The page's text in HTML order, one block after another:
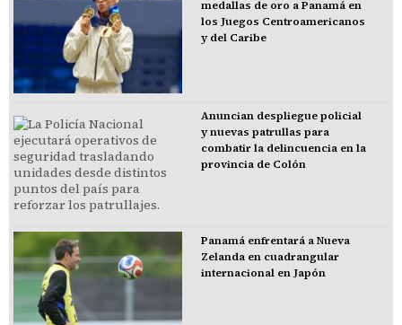
medallas de oro a Panamá en
los Juegos Centroamericanos
y del Caribe
Anuncian despliegue policial
y nuevas patrullas para
combatir la delincuencia en la
provincia de Colón
Panamá enfrentará a Nueva
Zelanda en cuadrangular
internacional en Japón